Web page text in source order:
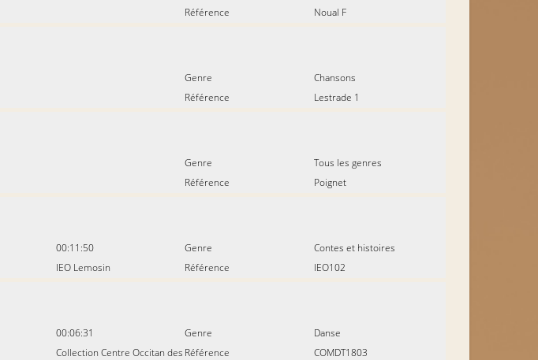
Référence
Noual F
Genre
Chansons
Référence
Lestrade 1
Genre
Tous les genres
Référence
Poignet
00:11:50
IEO Lemosin
Genre
Contes et histoires
Référence
IEO102
00:06:31
Collection Centre Occitan des
Genre
Danse
Référence
COMDT1803